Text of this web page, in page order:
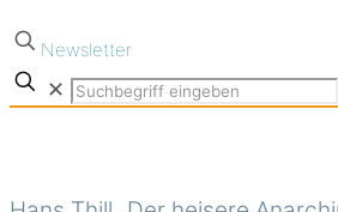
Newsletter
✕